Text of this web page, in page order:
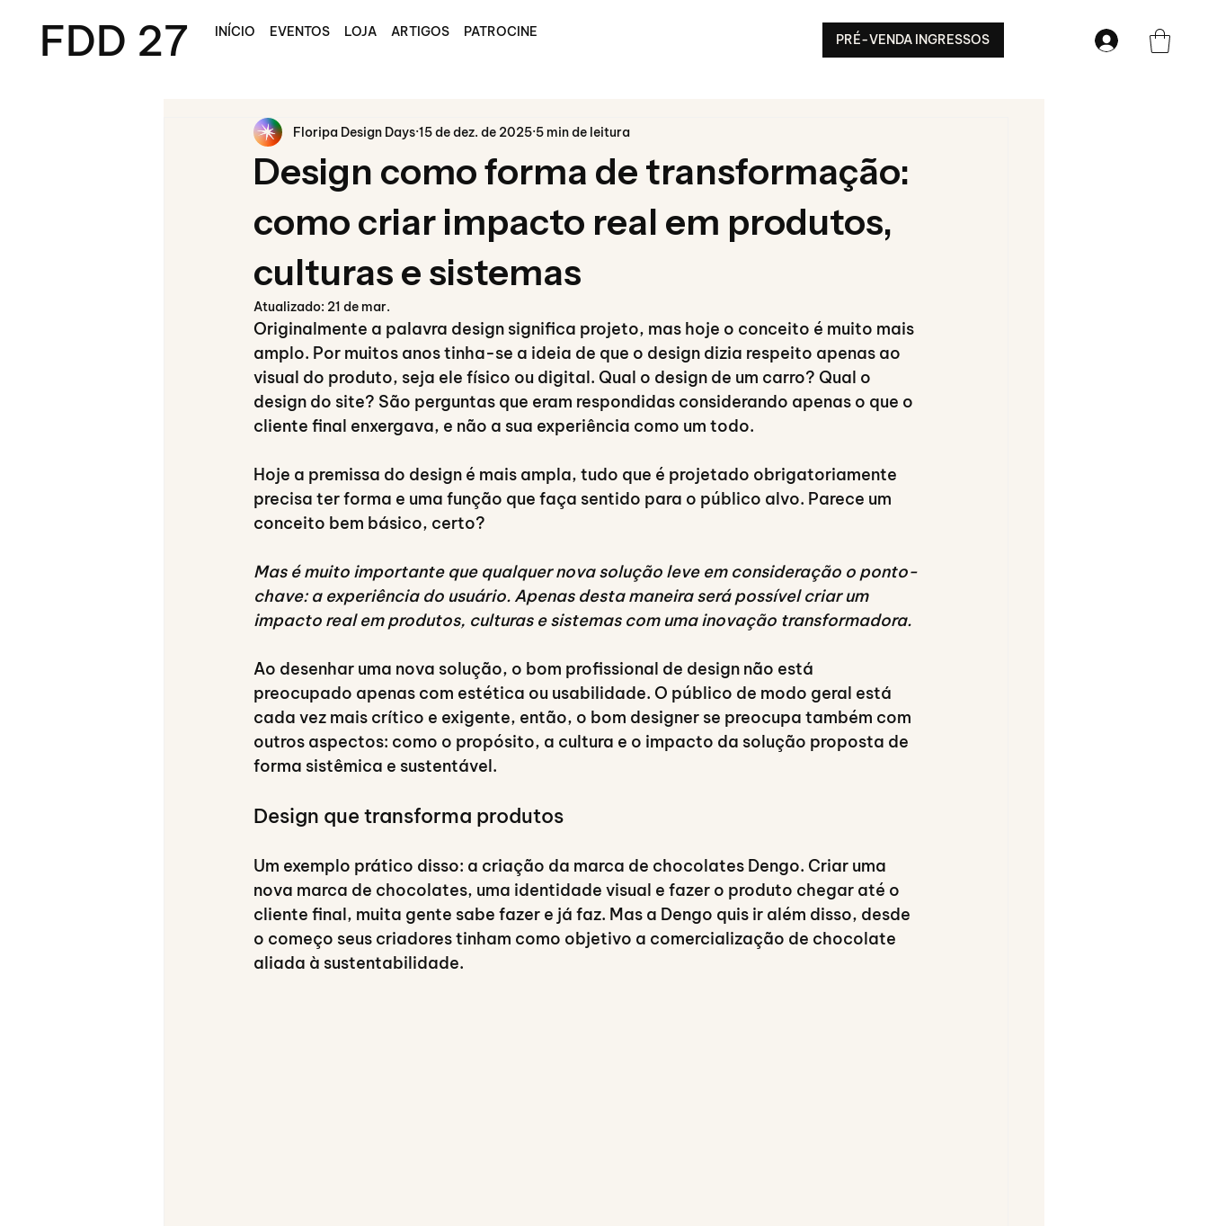
FDD 27 INÍCIO EVENTOS LOJA ARTIGOS PATROCINE PRÉ-VENDA INGRESSOS
Design como forma de transformação:
como criar impacto real em produtos,
culturas e sistemas
Floripa Design Days 15 de dez. de 2025 5 min de leitura
Atualizado: 21 de mar.
Originalmente a palavra design significa projeto, mas hoje o conceito é muito mais
amplo. Por muitos anos tinha-se a ideia de que o design dizia respeito apenas ao
visual do produto, seja ele físico ou digital. Qual o design de um carro? Qual o
design do site? São perguntas que eram respondidas considerando apenas o que o
cliente final enxergava, e não a sua experiência como um todo.
Hoje a premissa do design é mais ampla, tudo que é projetado obrigatoriamente
precisa ter forma e uma função que faça sentido para o público alvo. Parece um
conceito bem básico, certo?
Mas é muito importante que qualquer nova solução leve em consideração o ponto-
chave: a experiência do usuário. Apenas desta maneira será possível criar um
impacto real em produtos, culturas e sistemas com uma inovação transformadora.
Ao desenhar uma nova solução, o bom profissional de design não está
preocupado apenas com estética ou usabilidade. O público de modo geral está
cada vez mais crítico e exigente, então, o bom designer se preocupa também com
outros aspectos: como o propósito, a cultura e o impacto da solução proposta de
forma sistêmica e sustentável.
Design que transforma produtos
Um exemplo prático disso: a criação da marca de chocolates Dengo. Criar uma
nova marca de chocolates, uma identidade visual e fazer o produto chegar até o
cliente final, muita gente sabe fazer e já faz. Mas a Dengo quis ir além disso, desde
o começo seus criadores tinham como objetivo a comercialização de chocolate
aliada à sustentabilidade.